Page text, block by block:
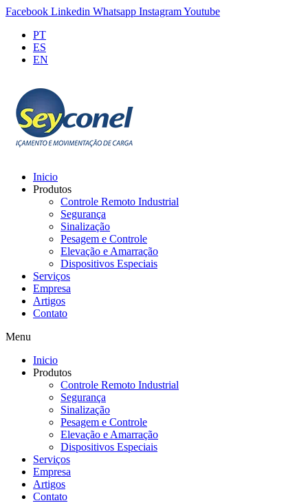
Facebook Linkedin Whatsapp InstagramYoutube
PT
ES
EN
Inicio
Produtos
Controle Remoto Industrial
Segurança
Sinalização
Pesagem e Controle
Elevação e Amarração
Dispositivos Especiais
Serviços
Empresa
Artigos
Contato
Menu
Inicio
Produtos
Controle Remoto Industrial
Segurança
Sinalização
Pesagem e Controle
Elevação e Amarração
Dispositivos Especiais
Serviços
Empresa
Artigos
Contato